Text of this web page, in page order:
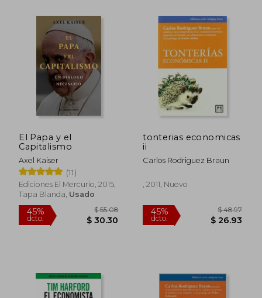
El Papa y el
Capitalismo
Axel Kaiser
(11)
Ediciones El Mercurio, 2015,
Tapa Blanda, Usado
45%
dcto.
tonterias economicas
ii
Carlos Rodriguez Braun
, 2011, Nuevo
45%
dcto.